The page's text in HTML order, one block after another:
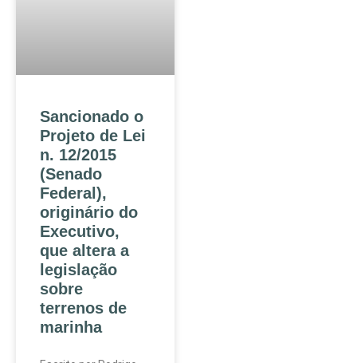
Sancionado o
Projeto de Lei
n. 12/2015
(Senado
Federal),
originário do
Executivo,
que altera a
legislação
sobre
terrenos de
marinha